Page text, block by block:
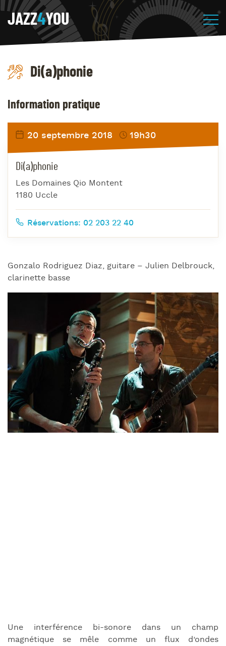
JAZZ4YOU
Di(a)phonie
Gonzalo Rodriguez Diaz, guitare – Julien Delbrouck,
clarinette basse
Une interférence bi-sonore dans un champ
magnétique se mêle comme un flux d’ondes
Information pratique
20 septembre 2018 19h30
Di(a)phonie
Les Domaines Qio Montent
1180 Uccle
Réservations: 02 203 22 40